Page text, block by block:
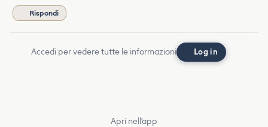
Rispondi
Accedi per vedere tutte le informazioni Log in
Apri nell'app